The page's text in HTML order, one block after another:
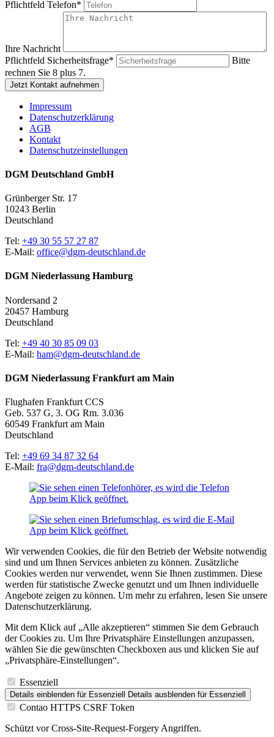
Pflichtfeld Telefon*
Ihre Nachricht
Pflichtfeld Sicherheitsfrage*
Bitte
rechnen Sie 8 plus 7.
Jetzt Kontakt aufnehmen
Impressum
Datenschutzerklärung
AGB
Kontakt
Datenschutzeinstellungen
DGM Deutschland GmbH
Grünberger Str. 17
10243 Berlin
Deutschland
Tel: +49 30 55 57 27 87
E-Mail: office@dgm-deutschland.de
DGM Niederlassung Hamburg
Nordersand 2
20457 Hamburg
Deutschland
Tel: +49 40 30 85 09 03
E-Mail: ham@dgm-deutschland.de
DGM Niederlassung Frankfurt am Main
Flughafen Frankfurt CCS
Geb. 537 G, 3. OG Rm. 3.036
60549 Frankfurt am Main
Deutschland
Tel: +49 69 34 87 32 64
E-Mail: fra@dgm-deutschland.de
Wir verwenden Cookies, die für den Betrieb der Website notwendig
sind und um Ihnen Services anbieten zu können. Zusätzliche
Cookies werden nur verwendet, wenn Sie Ihnen zustimmen. Diese
werden für statistische Zwecke genutzt und um Ihnen individuelle
Angebote zeigen zu können. Um mehr zu erfahren, lesen Sie unsere
Datenschutzerklärung.
Mit dem Klick auf „Alle akzeptieren“ stimmen Sie dem Gebrauch
der Cookies zu. Um Ihre Privatsphäre Einstellungen anzupassen,
wählen Sie die gewünschten Checkboxen aus und klicken Sie auf
„Privatsphäre-Einstellungen“.
Essenziell
Details einblenden für Essenziell Details ausblenden für Essenziell
Contao HTTPS CSRF Token
Schützt vor Cross-Site-Request-Forgery Angriffen.